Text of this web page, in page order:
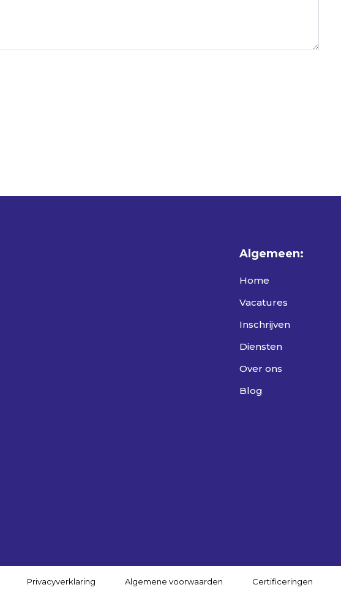
Algemeen:
Home
Vacatures
Inschrijven
Diensten
Over ons
Blog
Privacyverklaring Algemene voorwaarden Certificeringen